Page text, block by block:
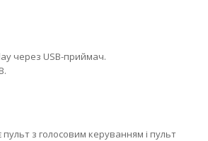
через USB-приймач.
з голосовим керуванням і пульт